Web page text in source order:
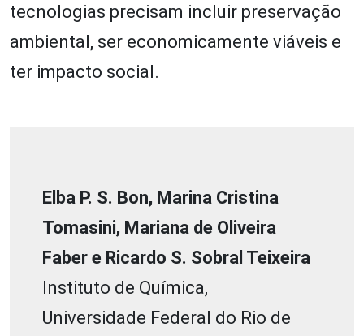
tecnologias precisam incluir preservação
ambiental, ser economicamente viáveis e
ter impacto social.
Elba P. S. Bon, Marina Cristina
Tomasini, Mariana de Oliveira
Faber e Ricardo S. Sobral Teixeira
Instituto de Química,
Universidade Federal do Rio de